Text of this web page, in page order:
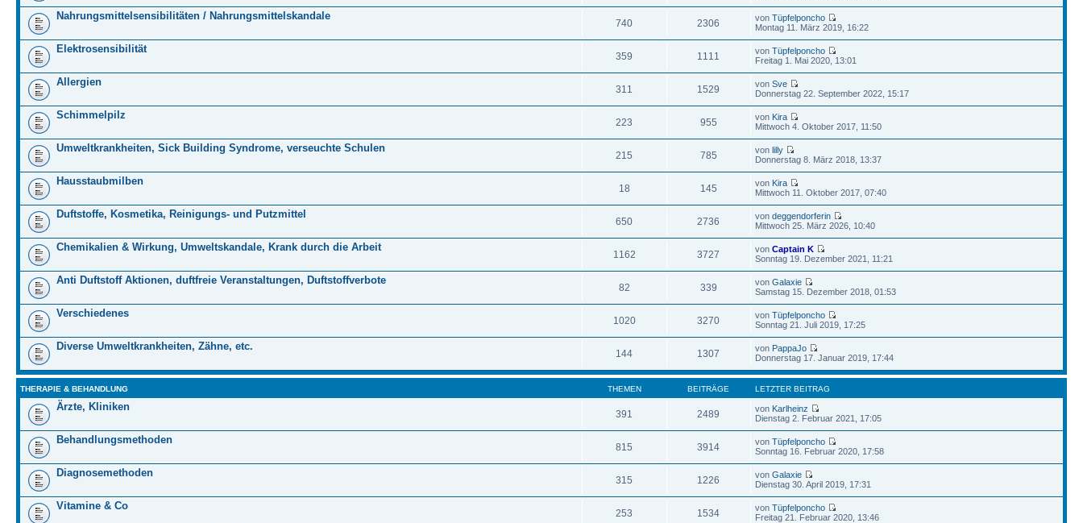
Nahrungsmittelsensibilitäten / Nahrungsmittelskandale
740 2306 vonTüpfelponcho
Montag 11. März 2019, 16:22
Elektrosensibilität
359 1111 vonTüpfelponcho
Freitag 1. Mai 2020, 13:01
Allergien
311 1529 vonSve
Donnerstag 22. September 2022, 15:17
Schimmelpilz
223 955 von Kira
Mittwoch 4. Oktober 2017, 11:50
Umweltkrankheiten, Sick Building Syndrome, verseuchte Schulen
215 785 vonlilly
Donnerstag 8. März 2018, 13:37
Hausstaubmilben
18 145 von Kira
Mittwoch 11. Oktober 2017, 07:40
Duftstoffe, Kosmetika, Reinigungs- und Putzmittel
650 2736 vondeggendorferin
Mittwoch 25. März 2026, 10:40
Chemikalien & Wirkung, Umweltskandale, Krank durch die Arbeit
1162 3727 vonCaptain K
Sonntag 19. Dezember 2021, 11:21
Anti Duftstoff Aktionen, duftfreie Veranstaltungen, Duftstoffverbote
82 339 vonGalaxie
Samstag 15. Dezember 2018, 01:53
Verschiedenes
1020 3270 vonTüpfelponcho
Sonntag 21. Juli 2019, 17:25
Diverse Umweltkrankheiten, Zähne, etc.
144 1307 von PappaJo
Donnerstag 17. Januar 2019, 17:44
THERAPIE & BEHANDLUNG THEMEN BEITRÄGE LETZTER BEITRAG
Ärzte, Kliniken
391 2489 von Karlheinz
Dienstag 2. Februar 2021, 17:05
Behandlungsmethoden
815 3914 vonTüpfelponcho
Sonntag 16. Februar 2020, 17:58
Diagnosemethoden
315 1226 vonGalaxie
Dienstag 30. April 2019, 17:31
Vitamine & Co
253 1534 vonTüpfelponcho
Freitag 21. Februar 2020, 13:46